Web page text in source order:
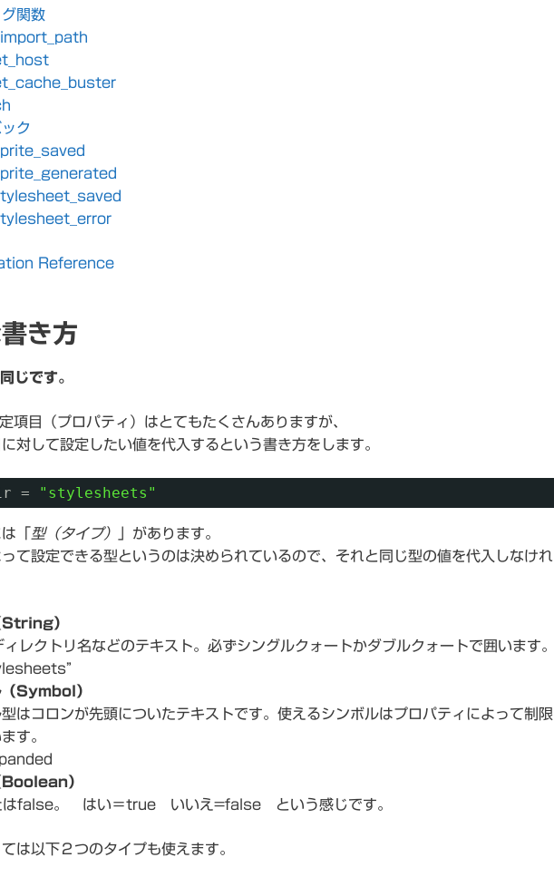
関数
ク
Reference
き方
じです。
項目（プロパティ）はとてもたくさんありますが、
対して設定したい値を代入するという書き方をします。
= "stylesheets"
「 型（タイプ）
」があります。
て設定できる型というのは決められているので、それと同じ型の値を代入しなけれ
String）
レクトリ名などのテキスト。必ずシングルクォートかダブルクォートで囲います。
（Symbol）
はコロンが先頭についたテキストです。使えるシンボルはプロパティによって制限
す。
Boolean）
はfalse。 はい＝true いいえ=false という感じです。
は以下２つのタイプも使えます。